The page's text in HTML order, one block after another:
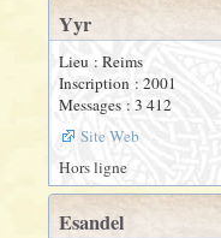
Yyr
Lieu : Reims
Inscription : 2001
Messages : 3 412
Site Web
Hors ligne
Esandel